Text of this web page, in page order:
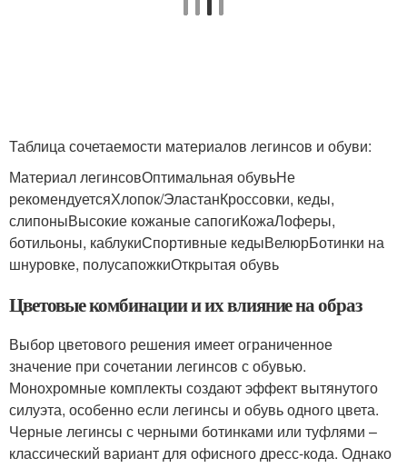
Таблица сочетаемости материалов легинсов и обуви:
Материал легинсовОптимальная обувьНе
рекомендуетсяХлопок/ЭластанКроссовки, кеды,
слипоныВысокие кожаные сапогиКожаЛоферы,
ботильоны, каблукиСпортивные кедыВелюрБотинки на
шнуровке, полусапожкиОткрытая обувь
Цветовые комбинации и их влияние на образ
Выбор цветового решения имеет ограниченное
значение при сочетании легинсов с обувью.
Монохромные комплекты создают эффект вытянутого
силуэта, особенно если легинсы и обувь одного цвета.
Черные легинсы с черными ботинками или туфлями –
классический вариант для офисного дресс-кода. Однако